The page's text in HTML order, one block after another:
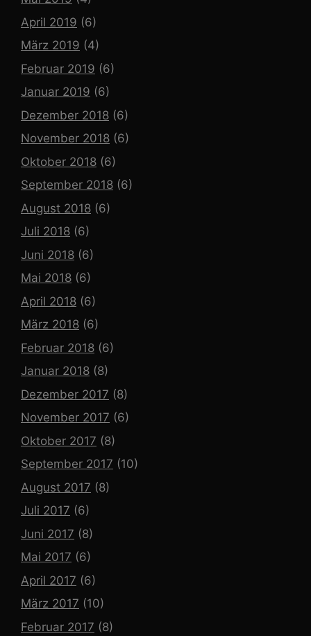
April 2019 (6)
März 2019 (4)
Februar 2019 (6)
Januar 2019 (6)
Dezember 2018 (6)
November 2018 (6)
Oktober 2018 (6)
September 2018 (6)
August 2018 (6)
Juli 2018 (6)
Juni 2018 (6)
Mai 2018 (6)
April 2018 (6)
März 2018 (6)
Februar 2018 (6)
Januar 2018 (8)
Dezember 2017 (8)
November 2017 (6)
Oktober 2017 (8)
September 2017 (10)
August 2017 (8)
Juli 2017 (6)
Juni 2017 (8)
Mai 2017 (6)
April 2017 (6)
März 2017 (10)
Februar 2017 (8)